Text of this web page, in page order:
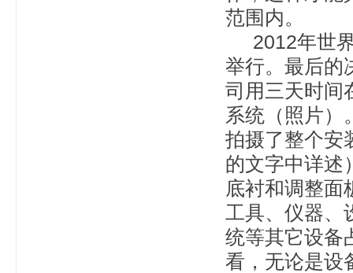
范围内。
2012年世界
举行。最后的
司用三天时间
系统（照片）
拍摄了整个安
的文字中详述
底衬和调整面
工具、仪器、
统等其它设备
看，无论是设